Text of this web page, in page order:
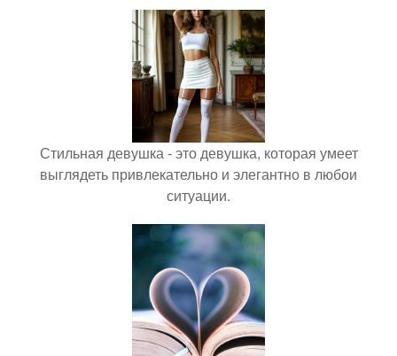
Стильная девушка - это девушка, которая умеет
выглядеть привлекательно и элегантно в любои
ситуации.